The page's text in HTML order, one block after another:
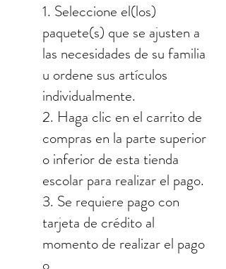
1. Seleccione el(los)
paquete(s) que se ajusten a
las necesidades de su familia
u ordene sus artículos
individualmente.
2. Haga clic en el carrito de
compras en la parte superior
o inferior de esta tienda
escolar para realizar el pago.
3. Se requiere pago con
tarjeta de crédito al
momento de realizar el pago
o